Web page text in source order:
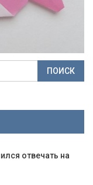
отвечать на